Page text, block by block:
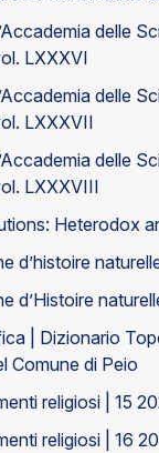
delle
LXXXVI
delle
LXXXVII
delle
LXXXVIII
Heterodox
d’histoire
d’Histoire
| Dizionario
Comune di Peio
religiosi | 15
religiosi | 16